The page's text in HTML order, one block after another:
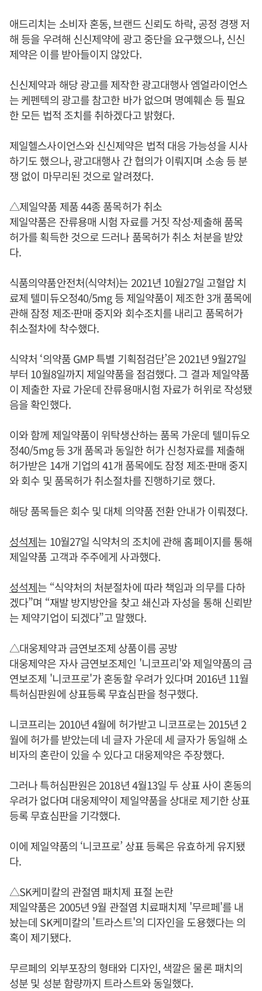
애드리치는 소비자 혼동, 브랜드 신뢰도 하락, 공정 경쟁 저
해 등을 우려해 신신제약에 광고 중단을 요구했으나, 신신
제약은 이를 받아들이지 않았다.
신신제약과 해당 광고를 제작한 광고대행사 엠얼라이언스
는 케펜텍의 광고를 참고한 바가 없으며 명예훼손 등 필요
한 모든 법적 조치를 취하겠다고 밝혔다.
제일헬스사이언스와 신신제약은 법적 대응 가능성을 시사
하기도 했으나, 광고대행사 간 협의가 이뤄지며 소송 등 분
쟁 없이 마무리된 것으로 알려졌다.
△제일약품 제품 44종 품목허가 취소
제일약품은 잔류용매 시험 자료를 거짓 작성·제출해 품목
허가를 획득한 것으로 드러나 품목허가 취소 처분을 받았
다.
식품의약품안전처(식약처)는 2021년 10월27일 고혈압 치
료제 텔미듀오정40/5mg 등 제일약품이 제조한 3개 품목에
관해 잠정 제조·판매 중지와 회수조치를 내리고 품목허가
취소절차에 착수했다.
식약처 ‘의약품 GMP 특별 기획점검단’은 2021년 9월27일
부터 10월8일까지 제일약품을 점검했다. 그 결과 제일약품
이 제출한 자료 가운데 잔류용매시험 자료가 허위로 작성됐
음을 확인했다.
이와 함께 제일약품이 위탁생산하는 품목 가운데 텔미듀오
정40/5mg 등 3개 품목과 동일한 허가 신청자료를 제출해
허가받은 14개 기업의 41개 품목에도 잠정 제조·판매 중지
와 회수 및 품목허가 취소절차를 진행하기로 했다.
해당 품목들은 회수 및 대체 의약품 전환 안내가 이뤄졌다.
성석제는 10월27일 식약처의 조치에 관해 홈페이지를 통해
제일약품 고객과 주주에게 사과했다.
성석제는 “식약처의 처분절차에 따라 책임과 의무를 다하
겠다”며 “재발 방지방안을 찾고 쇄신과 자성을 통해 신뢰받
는 제약기업이 되겠다”고 말했다.
△대웅제약과 금연보조제 상품이름 공방
대웅제약은 자사 금연보조제인 '니코프리'와 제일약품의 금
연보조제 '니코프로'가 혼동할 우려가 있다며 2016년 11월
특허심판원에 상표등록 무효심판을 청구했다.
니코프리는 2010년 4월에 허가받고 니코프로는 2015년 2
월에 허가를 받았는데 네 글자 가운데 세 글자가 동일해 소
비자의 혼란이 있을 수 있다고 대웅제약은 주장했다.
그러나 특허심판원은 2018년 4월13일 두 상표 사이 혼동의
우려가 없다며 대웅제약이 제일약품을 상대로 제기한 상표
등록 무효심판을 기각했다.
이에 제일약품의 ‘니코프로’ 상표 등록은 유효하게 유지됐
다.
△SK케미칼의 관절염 패치제 표절 논란
제일약품은 2005년 9월 관절염 치료패치제 '무르페'를 내
놨는데 SK케미칼의 '트라스트'의 디자인을 도용했다는 의
혹이 제기됐다.
무르페의 외부포장의 형태와 디자인, 색깔은 물론 패치의
성분 및 성분 함량까지 트라스트와 동일했다.